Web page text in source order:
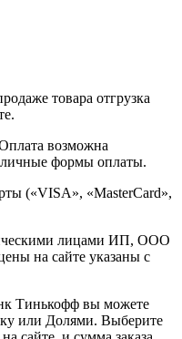
товара отгрузка
возможна
формы оплаты.
(«VISA», «MasterCard»,
лицами ИП, ООО
на сайте указаны с
Тинькофф вы можете
или Долями. Выберите